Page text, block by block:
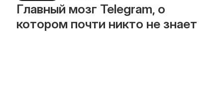
Главный мозг Telegram, о
котором почти никто не знает